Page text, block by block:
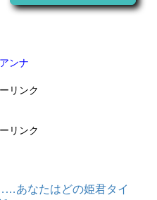
ンナ
リンク
リンク
あなたはどの姫君タイ